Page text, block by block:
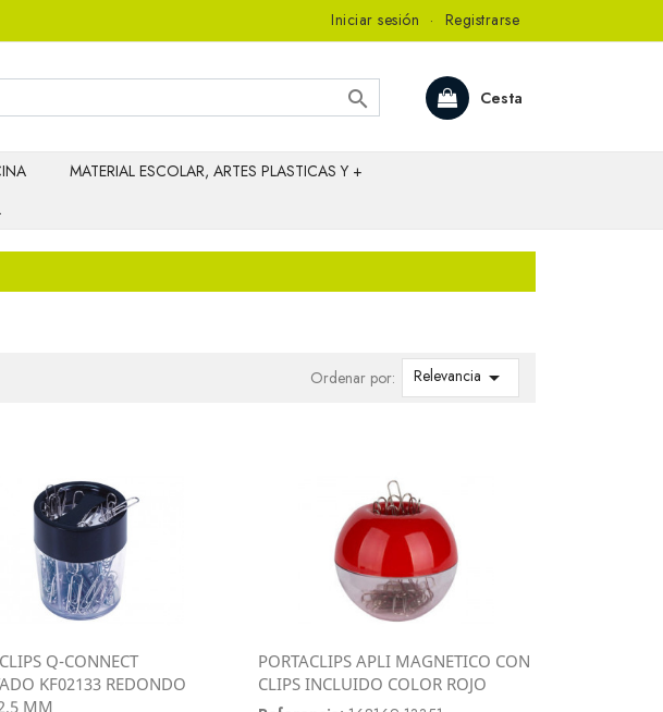
Iniciar sesión · Registrarse
Cesta

MATERIAL ESCOLAR, ARTES PLASTICAS Y +
Ordenar por: Relevancia 
Vista rápida
Q-CONNECT
KF02133 REDONDO
MM
Vista rápida
PORTACLIPS APLI MAGNETICO CON
CLIPS INCLUIDO COLOR ROJO